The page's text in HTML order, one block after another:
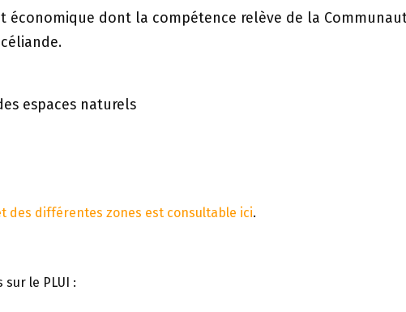
économique dont la compétence relève de la
espaces naturels
des différentes zones est consultable ici.
le PLUI :